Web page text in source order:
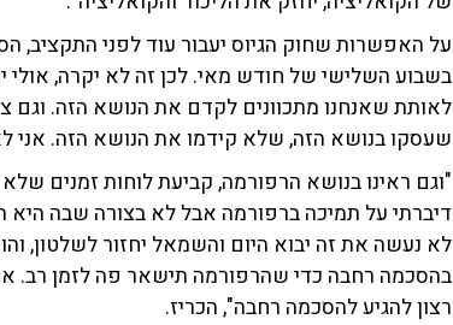
על האפשרות שחוק הגיוס יעבור עוד לפני התקציב,
בשבוע השלישי של חודש מאי. לכן זה לא יקרה, אולי
לאותת שאנחנו מתכוונים לקדם את הנושא הזה. וגם
שעסקו בנושא הזה, שלא קידמו את הנושא הזה. אני
"וגם ראינו בנושא הרפורמה, קביעת לוחות זמנים
דיברתי על תמיכה ברפורמה אבל לא בצורה שבה היא
לא נעשה את זה יבוא היום והשמאל יחזור לשלטון,
בהסכמה רחבה כדי שהרפורמה תישאר פה לזמן רב.
רצון להגיע להסכמה רחבה", הכריז.